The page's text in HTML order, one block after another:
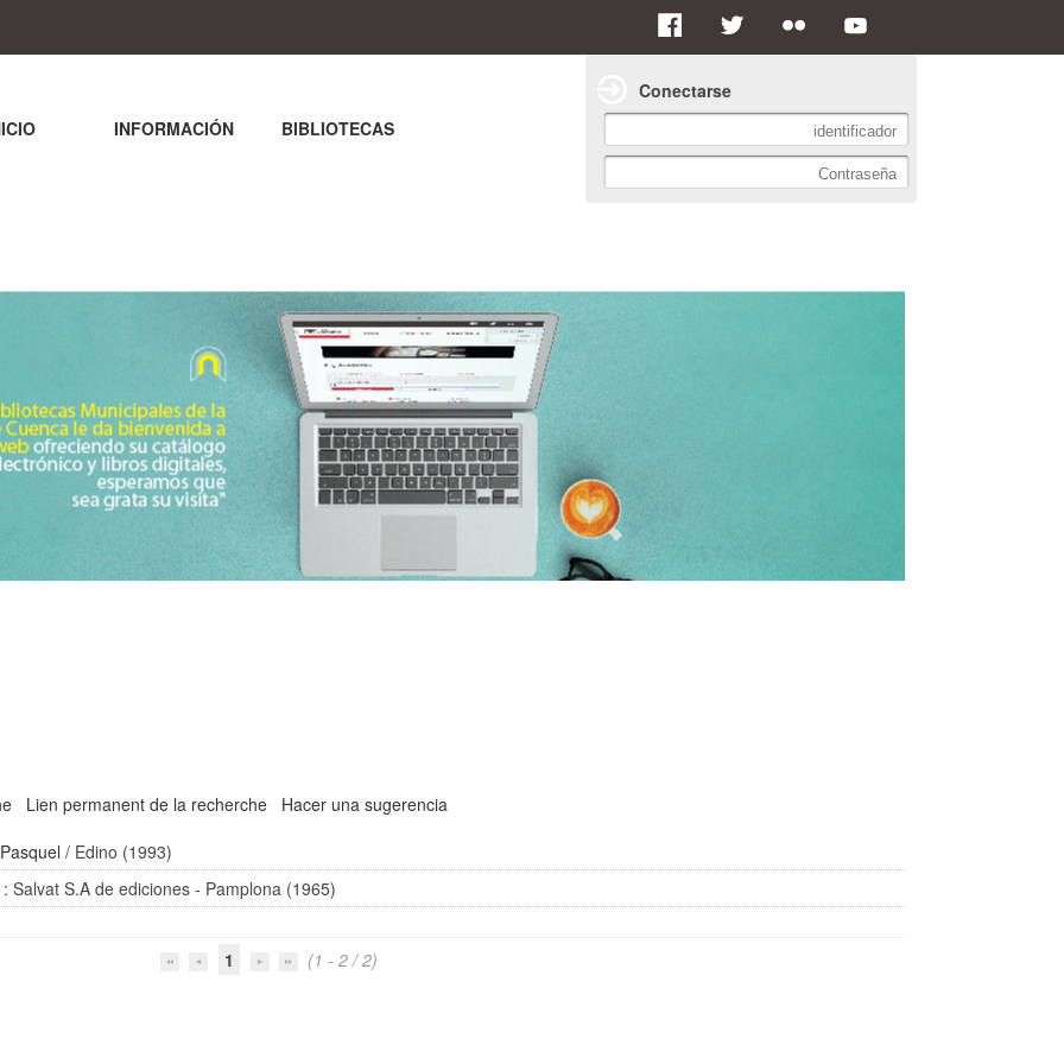
Lien permanent de la recherche
Hacer una sugerencia
/ Edino (1993)
Salvat S.A de ediciones - Pamplona (1965)
1 (1 - 2 / 2)
INFORMACIÓN BIBLIOTECAS
Conectarse